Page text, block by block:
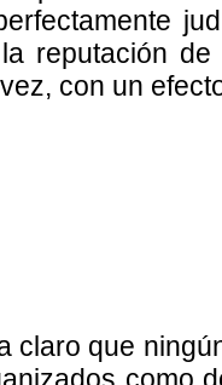
reputación
con un
claro que